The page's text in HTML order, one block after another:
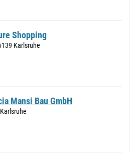
Shopping
Karlsruhe
Mansi Bau GmbH